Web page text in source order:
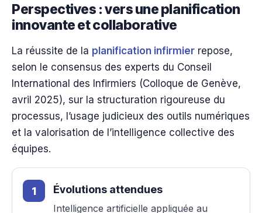
Perspectives : vers une planification
innovante et collaborative
La réussite de la planification infirmier repose,
selon le consensus des experts du Conseil
International des Infirmiers (Colloque de Genève,
avril 2025), sur la structuration rigoureuse du
processus, l’usage judicieux des outils numériques
et la valorisation de l’intelligence collective des
équipes.
Évolutions attendues
Intelligence artificielle appliquée au